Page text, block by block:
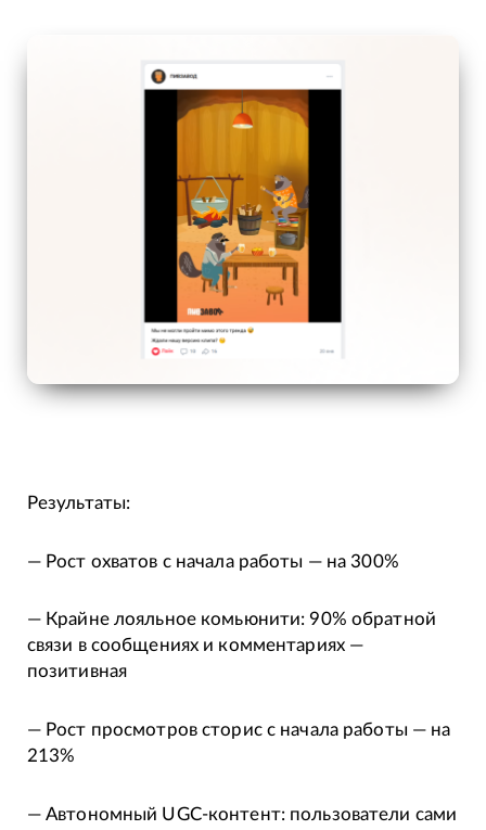
Результаты:
— Рост охватов с начала работы — на 300%
— Крайне лояльное комьюнити: 90% обратной
связи в сообщениях и комментариях —
позитивная
— Рост просмотров сторис с начала работы — на
213%
— Автономный UGC-контент: пользователи сами